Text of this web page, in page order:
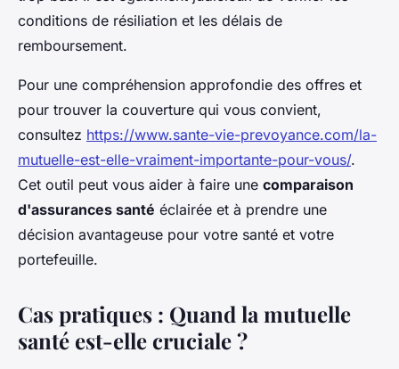
conditions de résiliation et les délais de
remboursement.
Pour une compréhension approfondie des offres et
pour trouver la couverture qui vous convient,
consultez https://www.sante-vie-prevoyance.com/la-
mutuelle-est-elle-vraiment-importante-pour-vous/.
Cet outil peut vous aider à faire une comparaison
d'assurances santé éclairée et à prendre une
décision avantageuse pour votre santé et votre
portefeuille.
Cas pratiques : Quand la mutuelle
santé est-elle cruciale ?